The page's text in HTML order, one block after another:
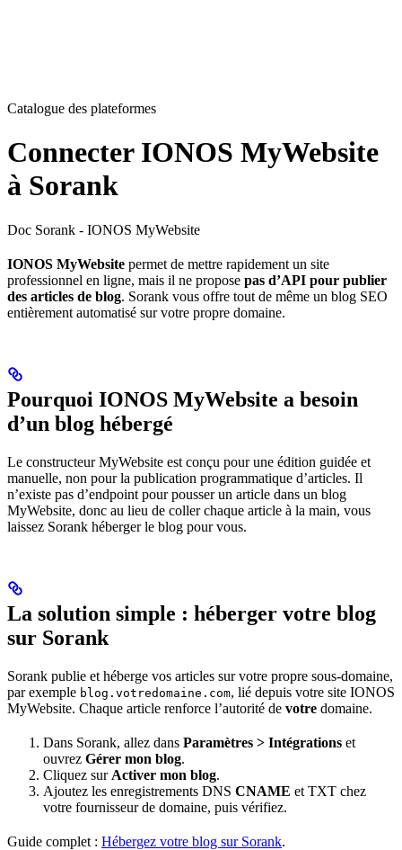
Catalogue des plateformes
Connecter IONOS MyWebsite
à Sorank
Doc Sorank - IONOS MyWebsite
IONOS MyWebsite permet de mettre rapidement un site
professionnel en ligne, mais il ne propose pas d’API pour publier
des articles de blog. Sorank vous offre tout de même un blog SEO
entièrement automatisé sur votre propre domaine.
Pourquoi IONOS MyWebsite a besoin
d’un blog hébergé
Le constructeur MyWebsite est conçu pour une édition guidée et
manuelle, non pour la publication programmatique d’articles. Il
n’existe pas d’endpoint pour pousser un article dans un blog
MyWebsite, donc au lieu de coller chaque article à la main, vous
laissez Sorank héberger le blog pour vous.
La solution simple : héberger votre blog
sur Sorank
Sorank publie et héberge vos articles sur votre propre sous-domaine,
par exemple blog.votredomaine.com, lié depuis votre site IONOS
MyWebsite. Chaque article renforce l’autorité de votre domaine.
Dans Sorank, allez dans Paramètres > Intégrations et
ouvrez Gérer mon blog.
Cliquez sur Activer mon blog.
Ajoutez les enregistrements DNS CNAME et TXT chez
votre fournisseur de domaine, puis vérifiez.
Guide complet : Hébergez votre blog sur Sorank.